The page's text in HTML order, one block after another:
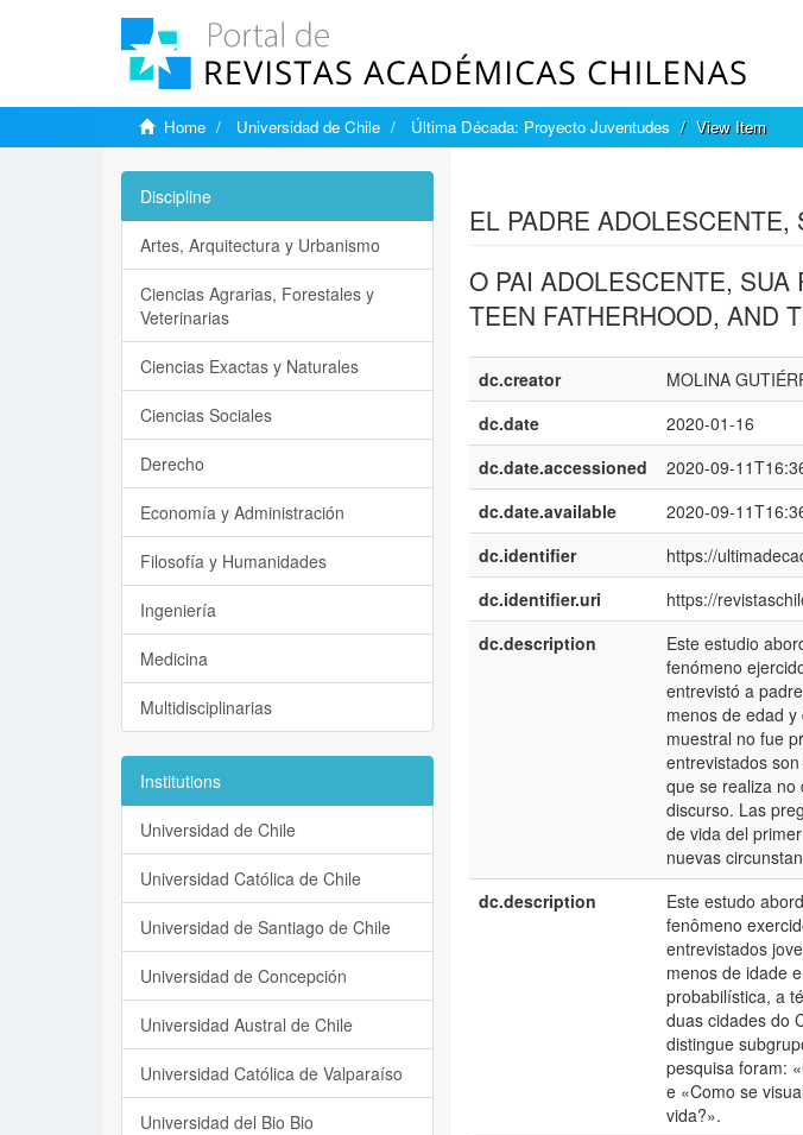
Home Universidad de Chile Última Década: Proyecto Juventudes View Item
EL PADRE ADOLESCENTE,
O PAI ADOLESCENTE, SUA
TEEN FATHERHOOD, AND
dc.creator
MOLINA
dc.date
2020-01-16
dc.date.accessioned
2020-09-
dc.date.available
2020-09-
dc.identifier
https://
dc.identifier.uri
https://
dc.description
Este estudio
fenómeno
entrevistó a
menos de edad
muestral no fue
entrevistados
que se realiza no
discurso. Las
de vida del
nuevas
dc.description
Este estudo
fenômeno
entrevistados
menos de idade
probabilística, a
duas cidades do
distingue
pesquisa foram:
e «Como se
vida?».
Discipline
Artes, Arquitectura y Urbanismo
Ciencias Agrarias, Forestales y
Veterinarias
Ciencias Exactas y Naturales
Ciencias Sociales
Derecho
Economía y Administración
Filosofía y Humanidades
Ingeniería
Medicina
Multidisciplinarias
Institutions
Universidad de Chile
Universidad Católica de Chile
Universidad de Santiago de Chile
Universidad de Concepción
Universidad Austral de Chile
Universidad Católica de Valparaíso
Universidad del Bio Bio